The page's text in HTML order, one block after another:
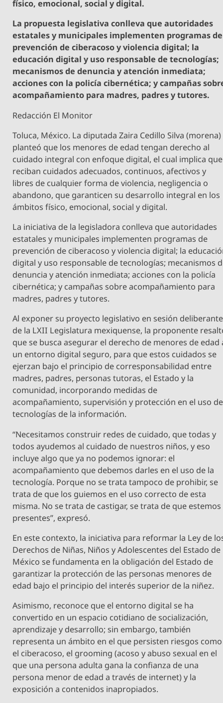
físico, emocional, social y digital.
La propuesta legislativa conlleva que autoridades
estatales y municipales implementen programas de
prevención de ciberacoso y violencia digital; la
educación digital y uso responsable de tecnologías;
mecanismos de denuncia y atención inmediata;
acciones con la policía cibernética; y campañas
acompañamiento para madres, padres y tutores.
Redacción El Monitor
Toluca, México. La diputada Zaira Cedillo Silva (morena)
planteó que los menores de edad tengan derecho al
cuidado integral con enfoque digital, el cual implica que
reciban cuidados adecuados, continuos, afectivos y
libres de cualquier forma de violencia, negligencia o
abandono, que garanticen su desarrollo integral en los
ámbitos físico, emocional, social y digital.
La iniciativa de la legisladora conlleva que autoridades
estatales y municipales implementen programas de
prevención de ciberacoso y violencia digital; la
digital y uso responsable de tecnologías; mecanismos
denuncia y atención inmediata; acciones con la policía
cibernética; y campañas sobre acompañamiento para
madres, padres y tutores.
Al exponer su proyecto legislativo en sesión deliberante
de la LXII Legislatura mexiquense, la proponente
que se busca asegurar el derecho de menores de edad
un entorno digital seguro, para que estos cuidados se
ejerzan bajo el principio de corresponsabilidad entre
madres, padres, personas tutoras, el Estado y la
comunidad, incorporando medidas de
acompañamiento, supervisión y protección en el uso de
tecnologías de la información.
“Necesitamos construir redes de cuidado, que todas y
todos ayudemos al cuidado de nuestros niños, y eso
incluye algo que ya no podemos ignorar: el
acompañamiento que debemos darles en el uso de la
tecnología. Porque no se trata tampoco de prohibir, se
trata de que los guiemos en el uso correcto de esta
misma. No se trata de castigar, se trata de que estemos
presentes”, expresó.
En este contexto, la iniciativa para reformar la Ley de
Derechos de Niñas, Niños y Adolescentes del Estado de
México se fundamenta en la obligación del Estado de
garantizar la protección de las personas menores de
edad bajo el principio del interés superior de la niñez.
Asimismo, reconoce que el entorno digital se ha
convertido en un espacio cotidiano de socialización,
aprendizaje y desarrollo; sin embargo, también
representa un ámbito en el que persisten riesgos como
el ciberacoso, el grooming (acoso y abuso sexual en el
que una persona adulta gana la confianza de una
persona menor de edad a través de internet) y la
exposición a contenidos inapropiados.